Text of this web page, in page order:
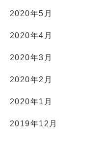
2020年5月
2020年4月
2020年3月
2020年2月
2020年1月
2019年12月